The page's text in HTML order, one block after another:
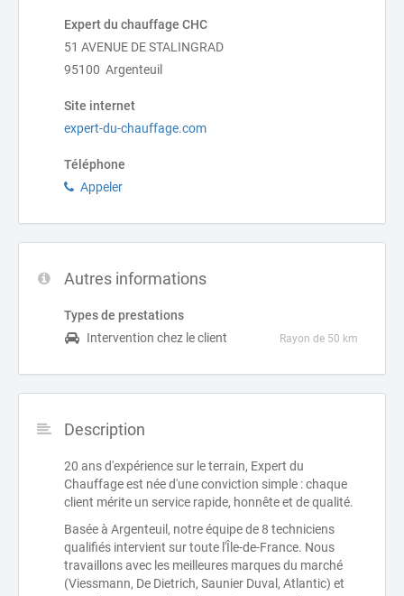
Expert du chauffage CHC
51 AVENUE DE STALINGRAD
95100 Argenteuil
Site internet
expert-du-chauffage.com
Téléphone
Appeler
Autres informations
Types de prestations
Intervention chez le client
Rayon de 50 km
Description
20 ans d'expérience sur le terrain, Expert du
Chauffage est née d'une conviction simple : chaque
client mérite un service rapide, honnête et de qualité.
Basée à Argenteuil, notre équipe de 8 techniciens
qualifiés intervient sur toute l'Île-de-France. Nous
travaillons avec les meilleures marques du marché
(Viessmann, De Dietrich, Saunier Duval, Atlantic) et